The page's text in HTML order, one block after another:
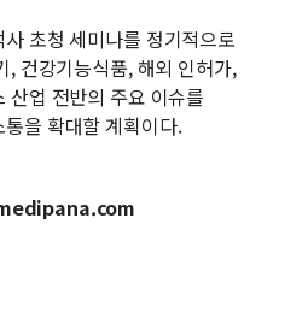
초청 세미나를 정기적으로
, 건강기능식품, 해외 인허가,
산업 전반의 주요 이슈를
을 확대할 계획이다.